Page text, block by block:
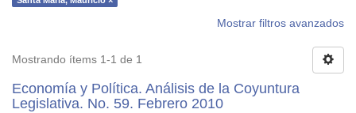
Mostrar filtros avanzados
Mostrando ítems 1-1 de 1
Economía y Política. Análisis de la Coyuntura
Legislativa. No. 59. Febrero 2010